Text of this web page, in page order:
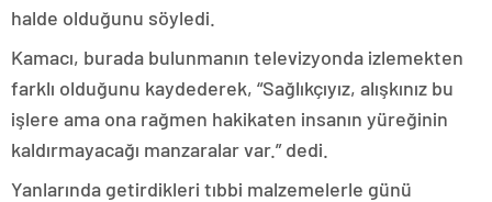
halde olduğunu söyledi.
Kamacı, burada bulunmanın televizyonda izlemekten
farklı olduğunu kaydederek, “Sağlıkçıyız, alışkınız bu
işlere ama ona rağmen hakikaten insanın yüreğinin
kaldırmayacağı manzaralar var.” dedi.
Yanlarında getirdikleri tıbbi malzemelerle günü